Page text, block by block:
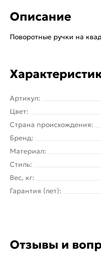
Описание
Поворотные ручки на
Артикул:
Цвет:
Страна происхождения:
Бренд:
Материал:
Стиль:
Вес, кг:
Гарантия (лет):
Отзывы и